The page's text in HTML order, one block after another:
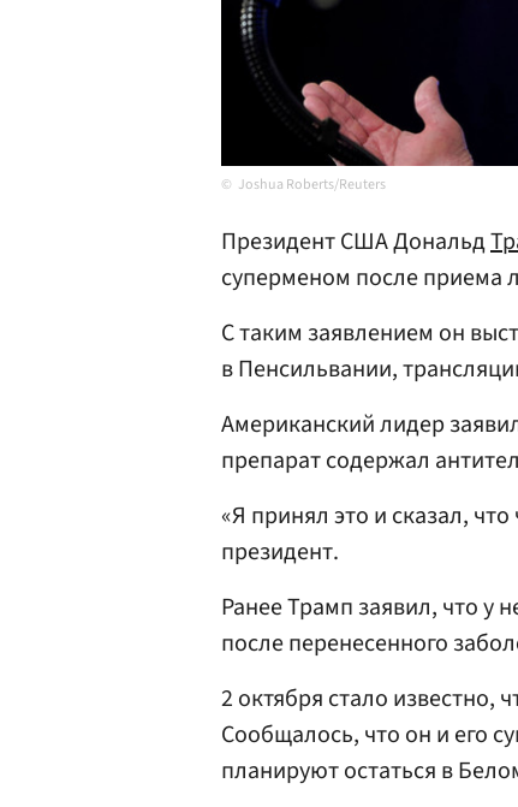
Joshua Roberts/Reuters
Президент США Дональд
суперменом после приема
С таким заявлением он
в Пенсильвании,
Американский лидер
препарат содержал
«Я принял это и сказал,
президент.
Ранее Трамп заявил, что у
после перенесенного
2 октября стало известно,
Сообщалось, что он и его
планируют остаться в